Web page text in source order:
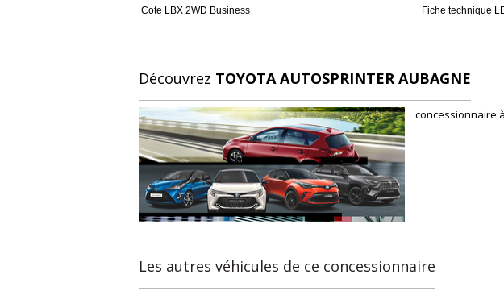
Cote LBX 2WD Business
Fiche technique
Découvrez TOYOTA AUTOSPRINTER AUBAGNE
concessionnaire
Les autres véhicules de ce concessionnaire